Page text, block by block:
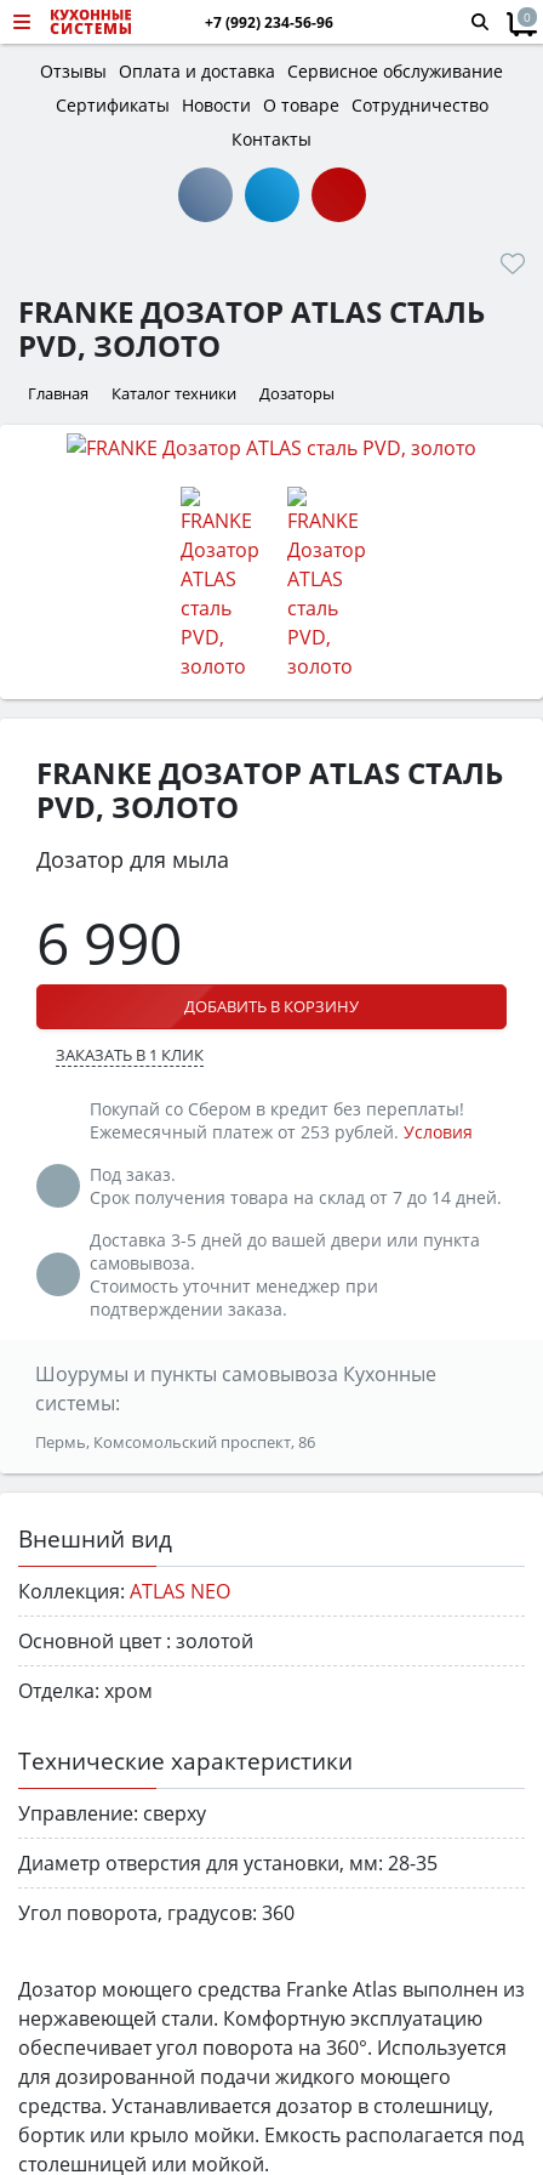
+7 (992) 234-56-96 0
Отзывы Оплата и доставка Сервисное обслуживание
Сертификаты
Новости О товаре Сотрудничество
Контакты
FRANKE ДОЗАТОР ATLAS СТАЛЬ
PVD, ЗОЛОТО
Главная Каталог техники Дозаторы
FRANKE ДОЗАТОР ATLAS СТАЛЬ
PVD, ЗОЛОТО
Дозатор для мыла
6 990
ДОБАВИТЬ В КОРЗИНУ
ЗАКАЗАТЬ В 1 КЛИК
Покупай со Сбером в кредит без переплаты!
Ежемесячный платеж от 253 рублей. Условия
Под заказ.
Срок получения товара на склад от 7 до 14 дней.
Доставка 3-5 дней до вашей двери или пункта
самовывоза.
Стоимость уточнит менеджер при
подтверждении заказа.
Шоурумы и пункты самовывоза Кухонные
системы:
Пермь, Комсомольский проспект, 86
Внешний вид
Коллекция: ATLAS NEO
Основной цвет : золотой
Отделка: хром
Технические характеристики
Управление: сверху
Диаметр отверстия для установки, мм: 28-35
Угол поворота, градусов: 360
Дозатор моющего средства Franke Atlas выполнен из
нержавеющей стали. Комфортную эксплуатацию
обеспечивает угол поворота на 360°. Используется
для дозированной подачи жидкого моющего
средства. Устанавливается дозатор в столешницу,
бортик или крыло мойки. Емкость располагается под
столешницей или мойкой.